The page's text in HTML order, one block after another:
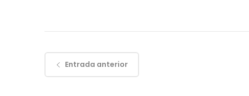
Entrada anterior